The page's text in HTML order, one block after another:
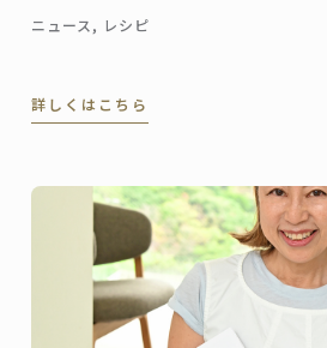
ニュース, レシピ
詳しくはこちら